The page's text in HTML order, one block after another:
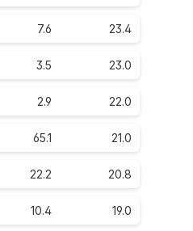
7.6 23.4
3.5 23.0
2.9 22.0
65.1 21.0
22.2 20.8
10.4 19.0